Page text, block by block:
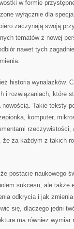
w formie
wyłącznie dla
zaczynają swoją
tematów z nowej
nawet tych
historia wynalazków.
i rozwiązaniach, które
nowością. Takie teksty
komputer,
rzeczywistości,
za każdym z takich
postacie naukowego
sukcesu, ale także
odkrycia i jak
się, dlaczego jedni
ma również wymiar